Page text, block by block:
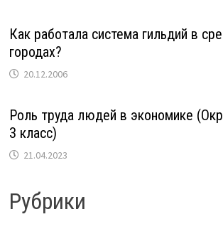
Как работала система гильдий в
городах?
20.12.2006
Роль труда людей в экономике
3 класс)
21.04.2023
Рубрики